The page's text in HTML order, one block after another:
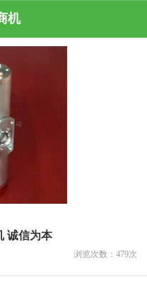
机
诚信为本
浏览次数： 479次